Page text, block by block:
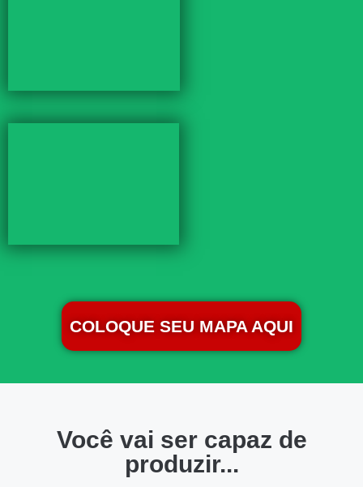
COLOQUE SEU MAPA AQUI
Você vai ser capaz de
produzir...